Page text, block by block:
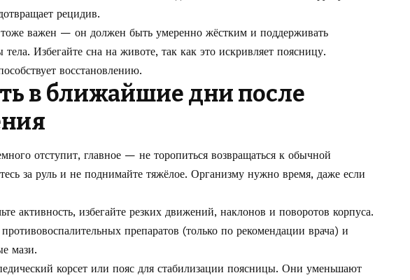
рецидив.
важен — он должен быть умеренно жёстким и поддерживать
тела. Избегайте сна на животе, так как это искривляет поясницу.
восстановлению.
в ближайшие дни после
отступит, главное — не торопиться возвращаться к обычной
за руль и не поднимайте тяжёлое. Организму нужно время, даже если
активность, избегайте резких движений, наклонов и поворотов корпуса.
препаратов (только по рекомендации врача) и
мази.
корсет или пояс для стабилизации поясницы. Они уменьшают